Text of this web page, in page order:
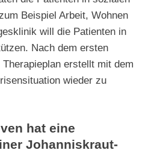
Beispiel Arbeit, Wohnen
will die Patienten in
Nach dem ersten
erstellt mit dem
wieder zu
hat eine
Johanniskraut-